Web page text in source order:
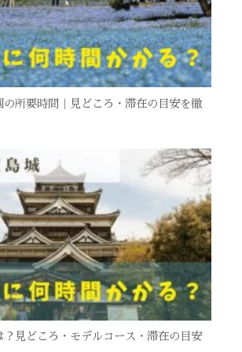
の所要時間｜見どころ・滞在の目安を徹
？見どころ・モデルコース・滞在の目安